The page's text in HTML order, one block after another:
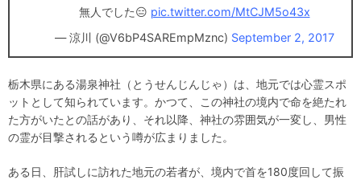
無人でした😑 pic.twitter.com/MtCJM5o43x
— 涼川 (@V6bP4SAREmpMznc) September 2, 2017
栃木県にある湯泉神社（とうせんじんじゃ）は、地元では心霊スポ
ットとして知られています。かつて、この神社の境内で命を絶たれ
た方がいたとの話があり、それ以降、神社の雰囲気が一変し、男性
の霊が目撃されるという噂が広まりました。
ある日、肝試しに訪れた地元の若者が、境内で首を180度回して振